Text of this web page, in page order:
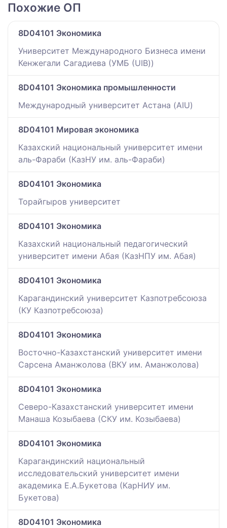
Похожие ОП
8D04101 Экономика
Университет Международного Бизнеса имени
Кенжегали Сагадиева (УМБ (UIB))
8D04101 Экономика промышленности
Международный университет Астана (AIU)
8D04101 Мировая экономика
Казахский национальный университет имени
аль-Фараби (КазНУ им. аль-Фараби)
8D04101 Экономика
Торайгыров университет
8D04101 Экономика
Казахский национальный педагогический
университет имени Абая (КазНПУ им. Абая)
8D04101 Экономика
Карагандинский университет Казпотребсоюза
(КУ Казпотребсоюза)
8D04101 Экономика
Восточно-Казахстанский университет имени
Сарсена Аманжолова (ВКУ им. Аманжолова)
8D04101 Экономика
Северо-Казахстанский университет имени
Манаша Козыбаева (СКУ им. Козыбаева)
8D04101 Экономика
Карагандинский национальный
исследовательский университет имени
академика Е.А.Букетова (КарНИУ им.
Букетова)
8D04101 Экономика